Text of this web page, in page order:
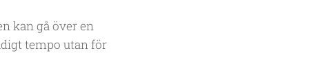
kan gå över en
tempo utan för